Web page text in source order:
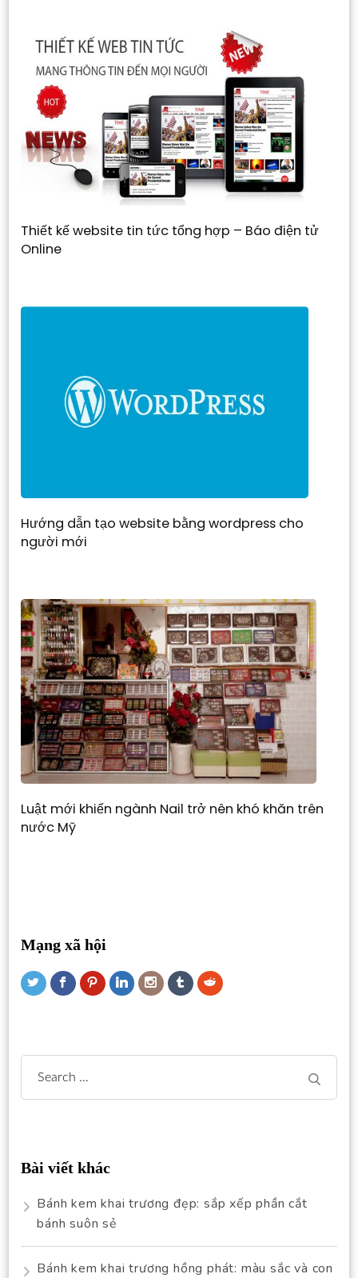
Thiết kế website tin tức tổng hợp – Báo điện tử
Online
Hướng dẫn tạo website bằng wordpress cho
người mới
Luật mới khiến ngành Nail trở nên khó khăn trên
nước Mỹ
Mạng xã hội
Search
for:
Bài viết khác
Bánh kem khai trương đẹp: sắp xếp phần cắt
bánh suôn sẻ
Bánh kem khai trương hồng phát: màu sắc và con